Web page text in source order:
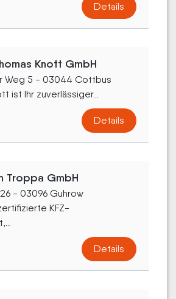
Details
Knott GmbH
Weg 5 - 03044 Cottbus
ist Ihr zuverlässiger...
Details
Troppa GmbH
- 03096 Guhrow
KFZ-
Details